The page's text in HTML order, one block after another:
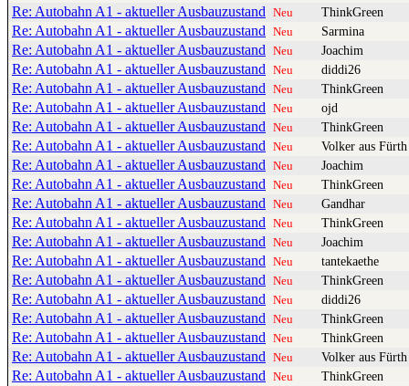
Re: Autobahn A1 - aktueller Ausbauzustand Neu ThinkGreen
Re: Autobahn A1 - aktueller Ausbauzustand Neu Sarmina
Re: Autobahn A1 - aktueller Ausbauzustand Neu Joachim
Re: Autobahn A1 - aktueller Ausbauzustand Neu diddi26
Re: Autobahn A1 - aktueller Ausbauzustand Neu ThinkGreen
Re: Autobahn A1 - aktueller Ausbauzustand Neu ojd
Re: Autobahn A1 - aktueller Ausbauzustand Neu ThinkGreen
Re: Autobahn A1 - aktueller Ausbauzustand Neu Volker aus Fürth
Re: Autobahn A1 - aktueller Ausbauzustand Neu Joachim
Re: Autobahn A1 - aktueller Ausbauzustand Neu ThinkGreen
Re: Autobahn A1 - aktueller Ausbauzustand Neu Gandhar
Re: Autobahn A1 - aktueller Ausbauzustand Neu ThinkGreen
Re: Autobahn A1 - aktueller Ausbauzustand Neu Joachim
Re: Autobahn A1 - aktueller Ausbauzustand Neu tantekaethe
Re: Autobahn A1 - aktueller Ausbauzustand Neu ThinkGreen
Re: Autobahn A1 - aktueller Ausbauzustand Neu diddi26
Re: Autobahn A1 - aktueller Ausbauzustand Neu ThinkGreen
Re: Autobahn A1 - aktueller Ausbauzustand Neu ThinkGreen
Re: Autobahn A1 - aktueller Ausbauzustand Neu Volker aus Fürth
Re: Autobahn A1 - aktueller Ausbauzustand Neu ThinkGreen